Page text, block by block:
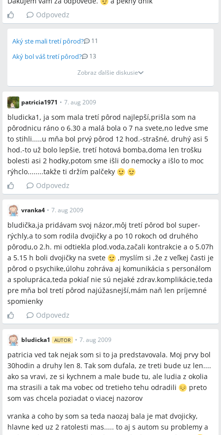
Odpovedz
Aký ste mali tretí pôrod? 11
Aký bol váš tretí pôrod?
13
Zobraz ďalšie diskusie
patricia1971 • 7. aug 2009
bludicka1, ja som mala tretí pôrod najlepší,prišla som na
pôrodnicu ráno o 6.30 a malá bola o 7 na svete,no ledve sme
to stihli.....u mňa bol prvý pôrod 12 hod.-strašné, druhý asi 5
hod.-to už bolo lepšie, tretí hotová bomba,doma len trošku
bolesti asi 2 hodky,potom sme išli do nemocky a išlo to moc
rýhclo........takže ti držím palčeky
Odpovedz
vranka4 • 7. aug 2009
bludička,ja pridávam svoj názor,môj tretí pôrod bol super-
rýchly,a to som rodila dvojičky a po 10 rokoch od druhého
pôrodu,o 2.h. mi odtiekla plod.voda,začali kontrakcie a o 5.07h
a 5.15 h boli dvojičky na svete
,myslím si ,že z veľkej časti je
pôrod o psychike,úlohu zohráva aj komunikácia s personálom
a spolupráca,teda pokiaľ nie sú nejaké zdrav.komplikácie,teda
pre mňa bol tretí pôrod najúžasnejší,mám naň len príjemné
spomienky
Odpovedz
bludicka1 AUTOR • 7. aug 2009
patricia ved tak nejak som si to ja predstavovala. Moj prvy bol
30hodin a druhy len 8. Tak som dufala, ze treti bude uz len....
ako sa vravi, ze si kychnem a male bude tu, ale ludia z okolia
ma strasili a tak ma vobec od tretieho tehu odradili
preto
som vas chcela poziadat o viacej nazorov
vranka a coho by som sa teda naozaj bala je mat dvojicky,
hlavne ked uz 2 ratolesti mas..... to aj s autom su problemy a